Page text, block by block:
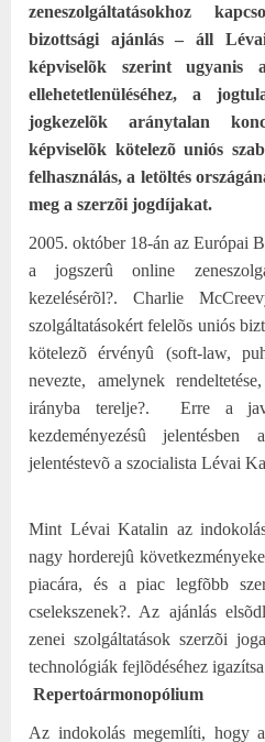
zeneszolgáltatásokhoz
bizottsági ajánlás– áll Lévai
képviselõk szerint ugyanis
ellehetetlenüléséhez, a
jogkezelõk aránytalan
képviselõk kötelezõ uniós
felhasználás, a letöltés
meg a szerzõi jogdíjakat.
2005. október 18-án az Európai
a jogszerû online
kezelésérõl?. Charlie
szolgáltatásokért felelõs uniós
kötelezõ érvényû (soft-law,
nevezte, amelynek
irányba terelje?.
Erre a
kezdeményezésû
jelentéstevõ a szocialista Lévai
Mint Lévai Katalin az
nagy horderejû
piacára, és a piac legfõbb
cselekszenek?. Az ajánlás
zenei szolgáltatások szerzõi
technológiák fejlõdéséhez
Repertoármonopólium
Az indokolás megemlíti, hogy